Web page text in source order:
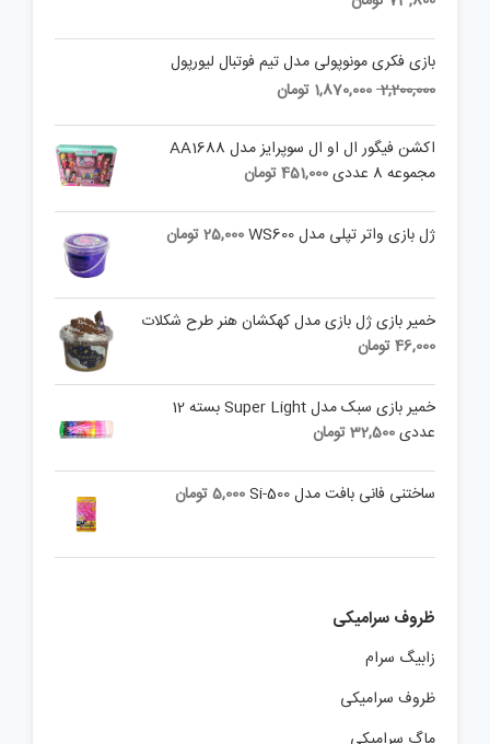
بازی فکری مونوپولی مدل تیم فوتبال لیورپول
2,200,000
Original
was:
2,200,000 تومان.
1,870,000 تومان
is:
1,870,000 تومان.اکشن فیگور ال او ال سوپرایز مدل AA1688
مجموعه 8 عددی
451,000تومان
ژل بازی واتر تپلی مدل WS600 25,000تومان
خمیر بازی ژل بازی مدل کهکشان هنر طرح شکلات
46,000تومان
خمیر بازی سبک مدل Super Light بسته 12
عددی32,500تومان
ساختنی فانی بافت مدل Si-500 5,000تومان
ظروف سرامیکی
زابیگ سرام
ظروف سرامیکی